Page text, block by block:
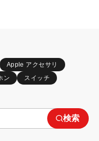
Apple アクセサリ
ン
スイッチ
検索